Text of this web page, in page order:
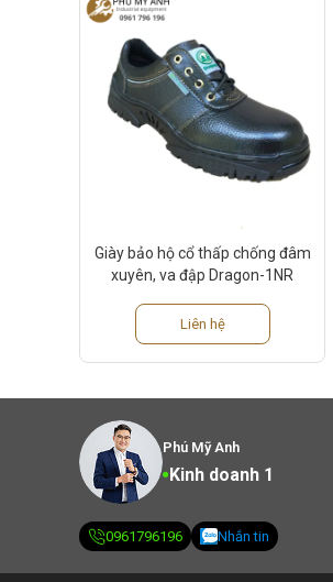
Giày bảo hộ cổ thấp chống đâm
xuyên, va đập Dragon-1NR
Liên hệ
Phú Mỹ Anh
Kinh doanh 1
0961796196 Nhắn tin